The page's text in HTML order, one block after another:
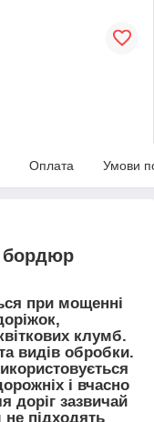
Оплата Умови
бордюр
при мощенні
клумб.
видів обробки.
і вчасно
доріг зазвичай
не підходять